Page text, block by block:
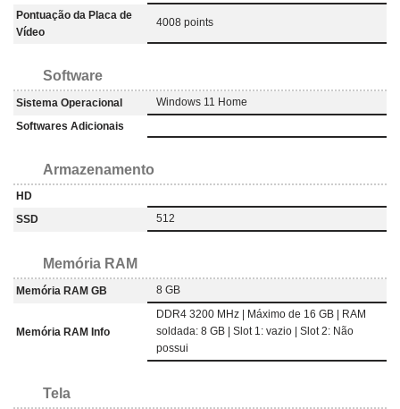
Pontuação da Placa de
Vídeo
4008 points
Software
Sistema Operacional
Windows 11 Home
Softwares Adicionais
Armazenamento
HD
SSD
512
Memória RAM
Memória RAM GB 8 GB
Memória RAM Info
DDR4 3200 MHz | Máximo de 16 GB | RAM
soldada: 8 GB | Slot 1: vazio | Slot 2: Não
possui
Tela